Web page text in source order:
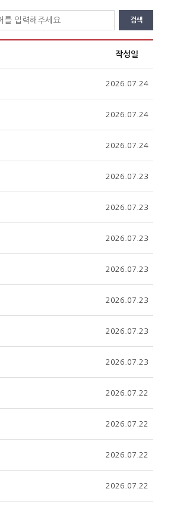
검색
작성일
2026.07.24
2026.07.24
2026.07.24
2026.07.23
2026.07.23
2026.07.23
2026.07.23
2026.07.23
2026.07.23
2026.07.23
2026.07.22
2026.07.22
2026.07.22
2026.07.22